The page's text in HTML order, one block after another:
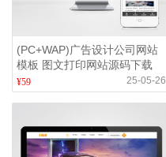
(PC+WAP)广告设计公司网站
模板 图文打印网站源码下载
¥59 25-05-26